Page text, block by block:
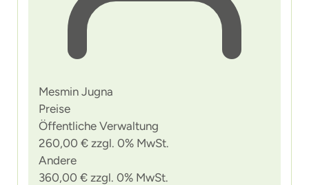
Mesmin Jugna
Preise
Öffentliche Verwaltung
260,00 € zzgl. 0% MwSt.
Andere
360,00 € zzgl. 0% MwSt.